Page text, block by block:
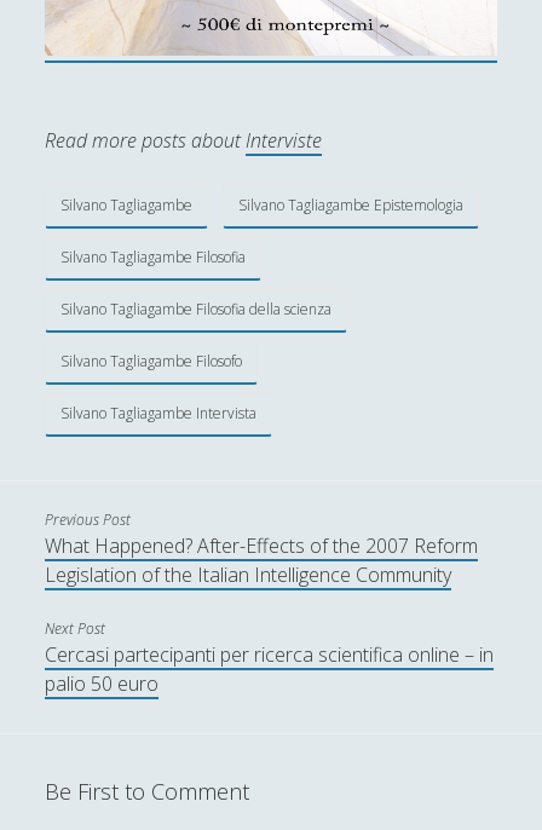
Read more posts aboutInterviste
Silvano Tagliagambe Silvano Tagliagambe Epistemologia
Silvano Tagliagambe Filosofia
Silvano Tagliagambe Filosofia della scienza
Silvano Tagliagambe Filosofo
Silvano Tagliagambe Intervista
Previous Post
What Happened? After-Effects of the 2007 Reform
Legislation of the Italian Intelligence Community
Next Post
Cercasi partecipanti per ricerca scientifica online – in
palio 50 euro
Be First to Comment